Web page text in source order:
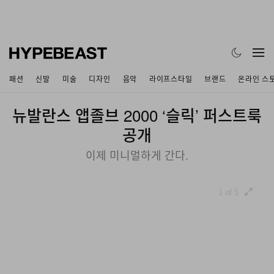
패션 신발 미술 디자인 음악 라이프스타일 브랜드 온라인 스
뉴발란스 앱졸브 2000 ‘슬릭’ 퍼스트룩
공개
이제 미니멀하게 간다.